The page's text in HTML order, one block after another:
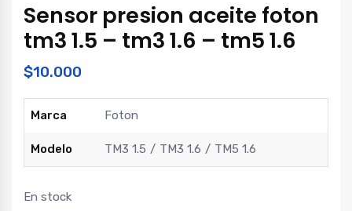
Sensor presion aceite foton
tm3 1.5 – tm3 1.6 – tm5 1.6
$10.000
Marca Foton
Modelo TM3 1.5 TM3 1.6 TM5 1.6
En stock